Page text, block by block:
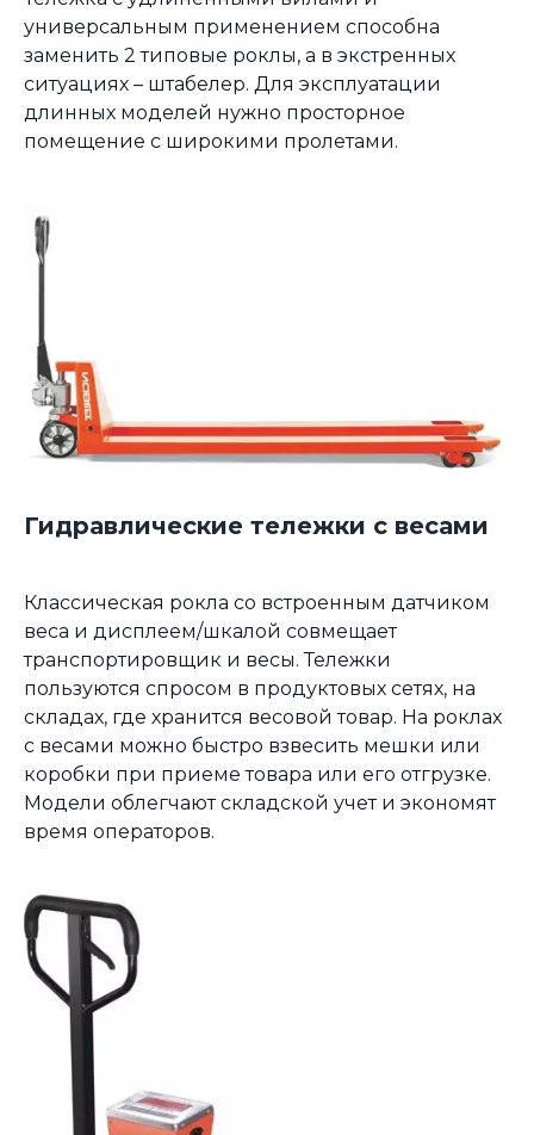
универсальным применением способна
заменить 2 типовые роклы, а в экстренных
ситуациях – штабелер. Для эксплуатации
длинных моделей нужно просторное
помещение с широкими пролетами.
Гидравлические тележки с весами
Классическая рокла со встроенным датчиком
веса и дисплеем/шкалой совмещает
транспортировщик и весы. Тележки
пользуются спросом в продуктовых сетях, на
складах, где хранится весовой товар. На роклах
с весами можно быстро взвесить мешки или
коробки при приеме товара или его отгрузке.
Модели облегчают складской учет и экономят
время операторов.